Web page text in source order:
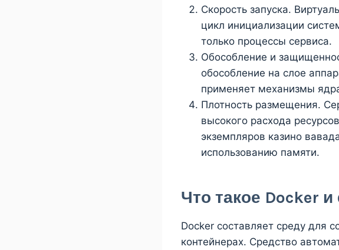
Скорость запуска.
цикл инициализации
только процессы сервиса.
Обособление и
обособление на слое
применяет механизмы
Плотность размещения.
высокого расхода
экземпляров казино
использованию памяти.
Что такое Docker
Docker составляет среду для
контейнерах. Средство